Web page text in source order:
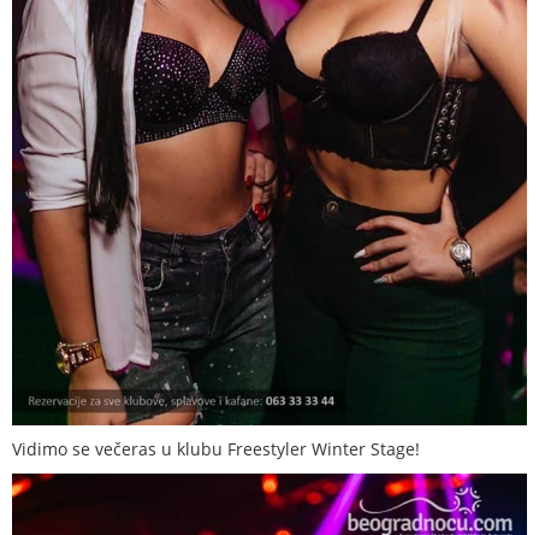
Vidimo se večeras u klubu Freestyler Winter Stage!